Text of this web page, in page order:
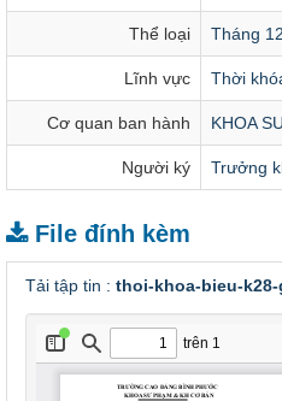
Thể loại Tháng 12
Lĩnh vực Thời
Cơ quan ban hành KHOA
Người ký Trưởng
File đính kèm
Tải tập tin : thoi-khoa-bieu-